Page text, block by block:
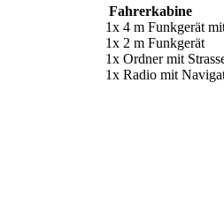
Fahrerkabine
1x 4 m Funkgerät
1x 2 m Funkgerät
1x Ordner mit
1x Radio mit